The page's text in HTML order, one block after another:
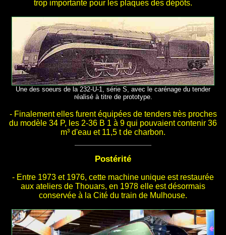
trop importante pour les plaques des dépôts.
Une des soeurs de la 232-U-1, série S, avec le carénage du tender
réalisé à titre de prototype.
- Finalement elles furent équipées de tenders très proches
du modèle 34 P, les 2-36 B 1 à 9 qui pouvaient contenir 36
m³ d'eau et 11,5 t de charbon.
Postérité
- Entre 1973 et 1976, cette machine unique est restaurée
aux ateliers de Thouars, en 1978 elle est désormais
conservée à la Cité du train de Mulhouse.